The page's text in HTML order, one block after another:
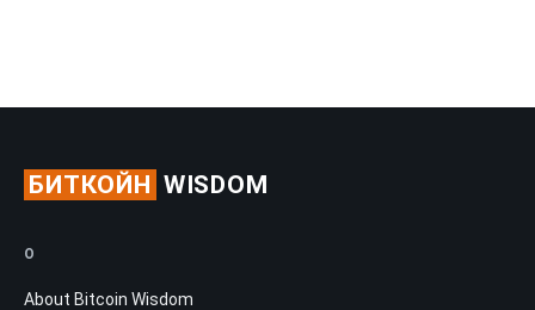
БИТКОЙН WISDOM
О
About Bitcoin Wisdom